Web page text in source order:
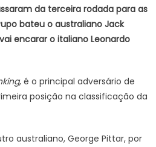
da terceira rodada para as
bateu o australiano Jack
encarar o italiano Leonardo
, é o principal adversário de
posição na classificação da
australiano, George Pittar, por